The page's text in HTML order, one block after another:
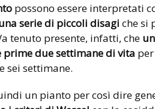
possono essere interpretati
serie di piccoli disagi che si
tenuto presente, infatti, che
prime due settimane di vita
sei settimane.
un pianto per così dire